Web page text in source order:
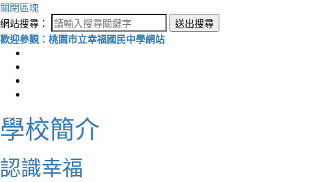
關閉區塊
網站搜尋：
送出搜尋
歡迎參觀：桃園市立幸福國民中學網站
學校簡介
認識幸福